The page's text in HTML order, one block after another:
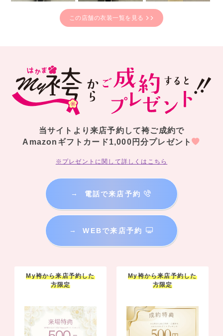
この店舗の衣装一覧を見る
当サイトより来店予約して袴ご成約で
Amazonギフトカード1,000円分プレゼント
※プレゼントに関して詳しくはこちら
→ 電話で来店予約
→ WEBで来店予約
My袴から来店予約した
方限定
My袴から来店予約した
方限定